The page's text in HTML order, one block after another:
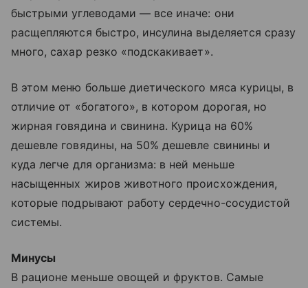
быстрыми углеводами — все иначе: они
расщепляются быстро, инсулина выделяется сразу
много, сахар резко «подскакивает».
В этом меню больше диетического мяса курицы, в
отличие от «богатого», в котором дорогая, но
жирная говядина и свинина. Курица на 60%
дешевле говядины, на 50% дешевле свинины и
куда легче для организма: в ней меньше
насыщенных жиров животного происхождения,
которые подрывают работу сердечно-сосудистой
системы.
Минусы
В рационе меньше овощей и фруктов. Самые